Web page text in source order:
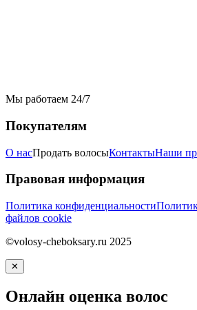
Мы работаем 24/7
Покупателям
О насПродать волосыКонтактыНаши
Правовая информация
Политика конфиденциальности
файлов cookie
©volosy-cheboksary.ru 2025
✕
Онлайн оценка волос